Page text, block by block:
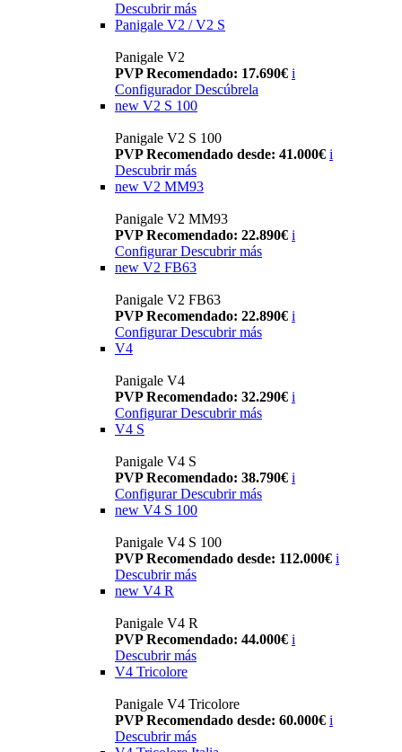
Descubrir más
Panigale V2 / V2 S
Panigale V2
PVP Recomendado: 17.690€ i
Configurador Descúbrela
new V2 S 100
Panigale V2 S 100
PVP Recomendado desde: 41.000€ i
Descubrir más
new V2 MM93
Panigale V2 MM93
PVP Recomendado: 22.890€ i
Configurar Descubrir más
new V2 FB63
Panigale V2 FB63
PVP Recomendado: 22.890€ i
Configurar Descubrir más
V4
Panigale V4
PVP Recomendado: 32.290€ i
Configurar Descubrir más
V4 S
Panigale V4 S
PVP Recomendado: 38.790€ i
Configurar Descubrir más
new V4 S 100
Panigale V4 S 100
PVP Recomendado desde: 112.000€ i
Descubrir más
new V4 R
Panigale V4 R
PVP Recomendado: 44.000€ i
Descubrir más
V4 Tricolore
Panigale V4 Tricolore
PVP Recomendado desde: 60.000€ i
Descubrir más